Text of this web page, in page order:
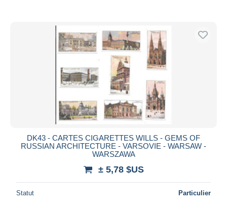
DK43 - CARTES CIGARETTES WILLS - GEMS OF
RUSSIAN ARCHITECTURE - VARSOVIE - WARSAW -
WARSZAWA
± 5,78 $US
Statut Particulier